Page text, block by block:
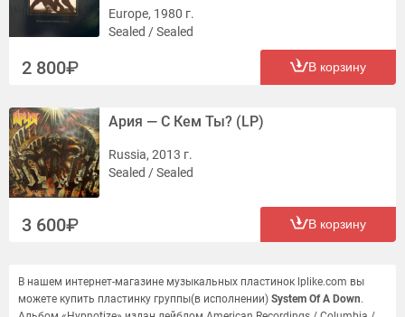
Europe, 1980 г.
Sealed / Sealed
2 800 В корзину
Ария — С Кем Ты? (LP)
Russia, 2013 г.
Sealed / Sealed
3 600 В корзину
В нашем интернет-магазине музыкальных пластинок lplike.com вы
можете купить пластинку группы(в исполнении) System Of A Down.